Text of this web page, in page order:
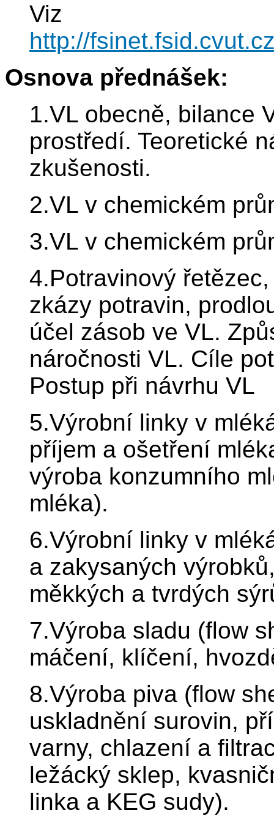
Viz
http://
Osnova přednášek:
1.VL obecně, bilance
prostředí. Teoretické
zkušenosti.
2.VL v chemickém
3.VL v chemickém
4.Potravinový
zkázy potravin,
účel zásob ve VL.
náročnosti VL. Cíle
Postup při návrhu VL
5.Výrobní linky v
příjem a ošetření
výroba konzumního
mléka).
6.Výrobní linky v
a zakysaných
měkkých a tvrdých
7.Výroba sladu (flow
máčení, klíčení,
8.Výroba piva (flow
uskladnění surovin,
varny, chlazení a
ležácký sklep,
linka a KEG sudy).